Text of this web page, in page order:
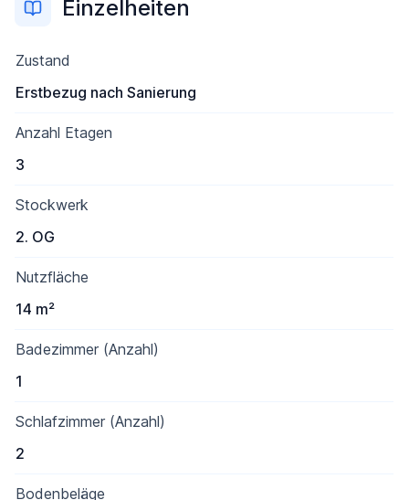
Einzelheiten
Zustand
Erstbezug nach Sanierung
Anzahl Etagen
3
Stockwerk
2. OG
Nutzfläche
14 m²
Badezimmer (Anzahl)
1
Schlafzimmer (Anzahl)
2
Bodenbeläge